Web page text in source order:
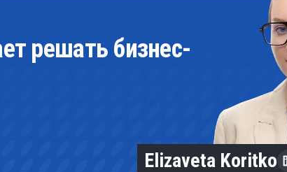
решать бизнес-
Elizaveta Koritko